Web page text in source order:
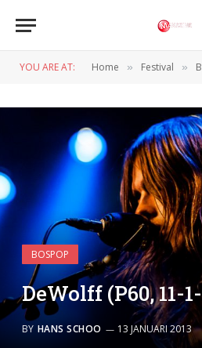
YOU ARE AT: Home » Festival »
BOSPOP
DeWolff (P60, 11-
BY HANS SCHOO 13 JANUARI 2013